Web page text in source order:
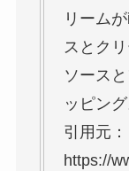
リーム
スとク
ソース
ッピング
引用元
https://